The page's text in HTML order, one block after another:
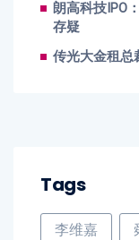
朗高科技IPO
存疑
传光大金租总
Tags
李维嘉